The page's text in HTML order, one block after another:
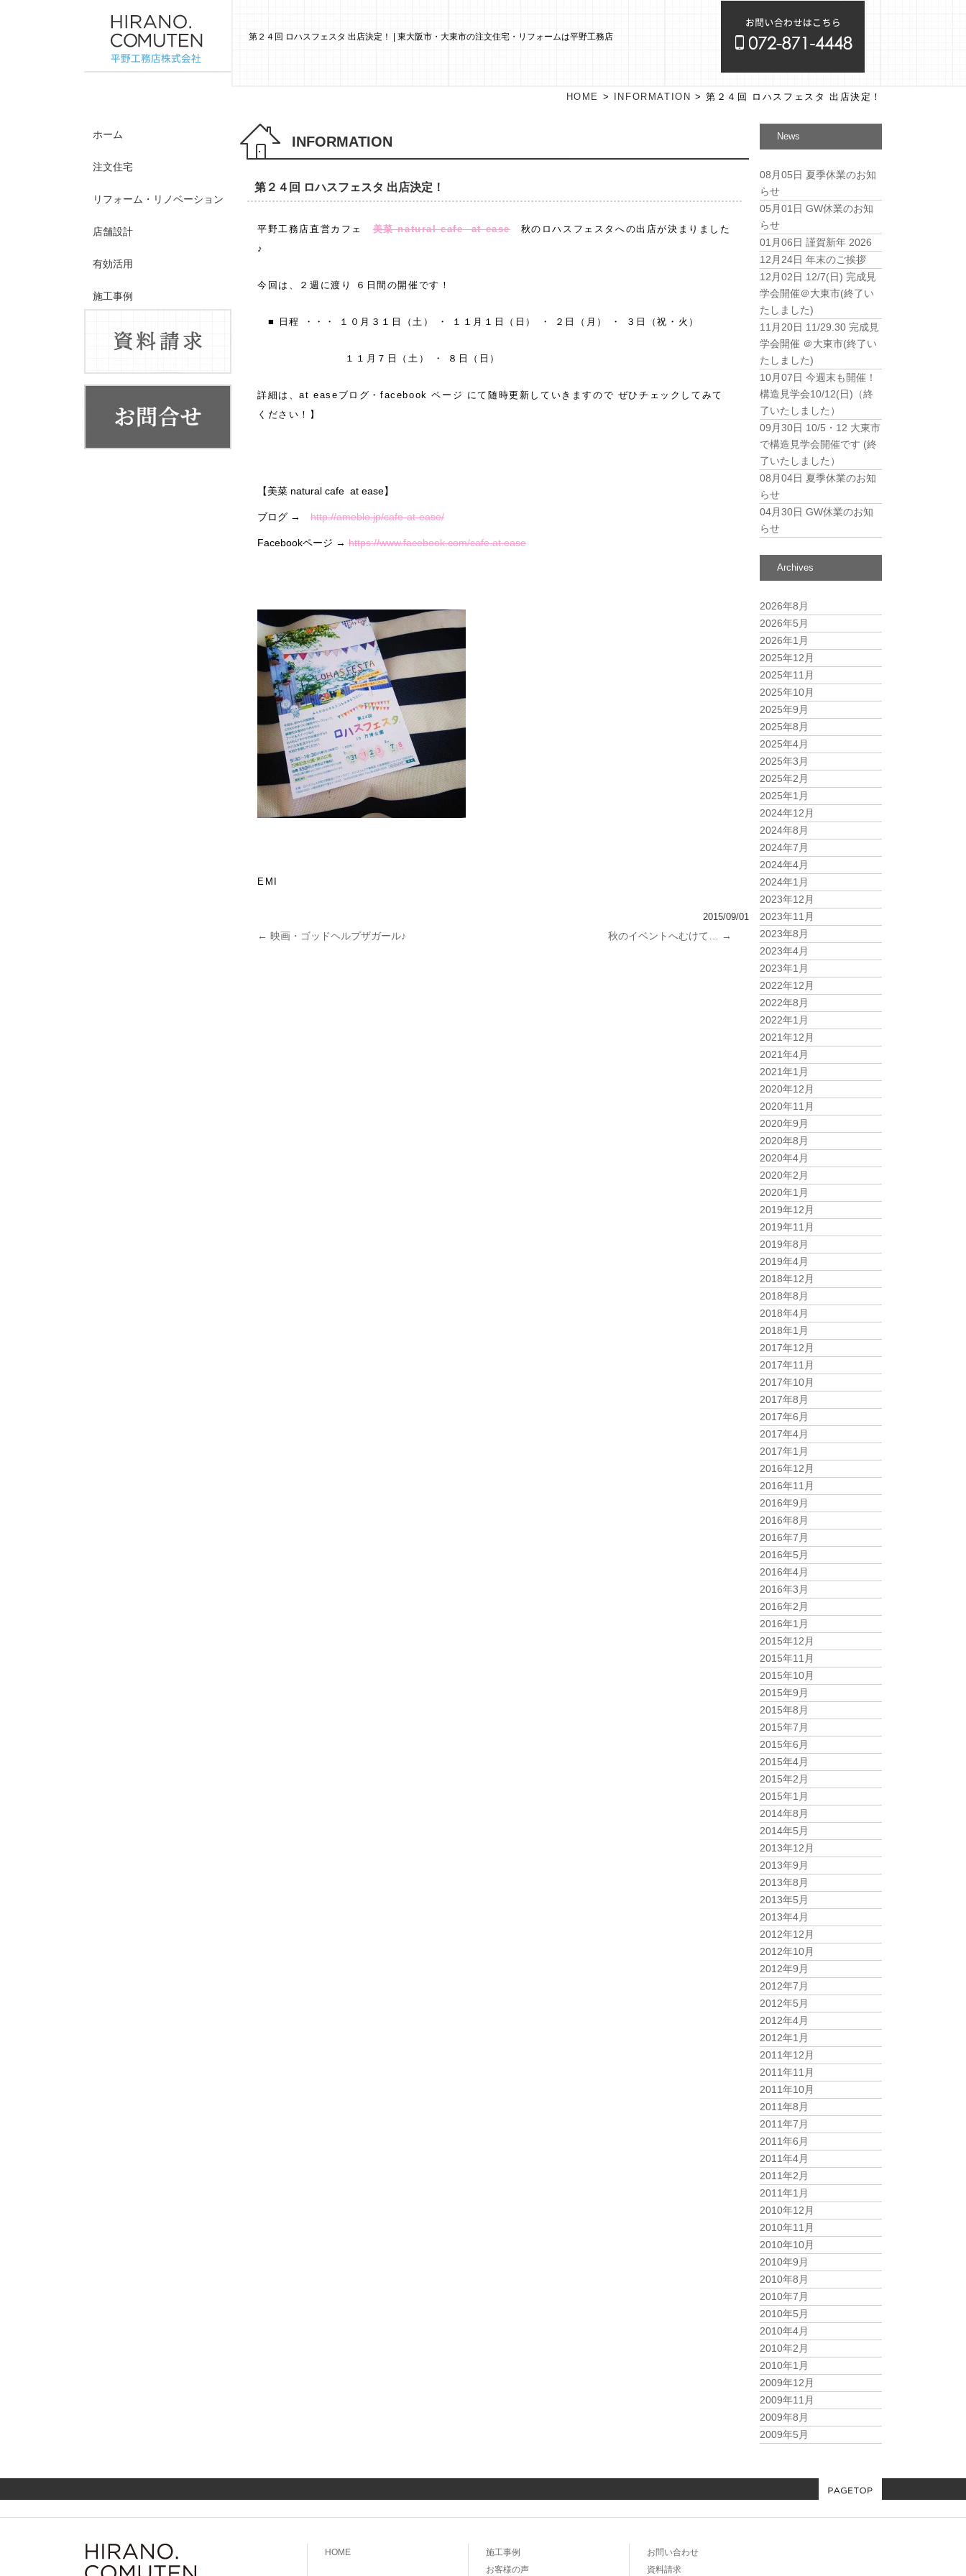
第２４回 ロハスフェスタ 出店決定！ | 東大阪市・大東市の注文住宅・リフォームは平野工務店
ホーム
注文住宅
リフォーム・リノベーション
店舗設計
有効活用
施工事例
HOME > INFORMATION >第２４回 ロハスフェスタ 出店決定！
INFORMATION
第２４回 ロハスフェスタ 出店決定！
平野工務店直営カフェ美菜 natural cafe at ease
秋のロハスフェスタへの出店が決まりました
♪
今回は、２週に渡り ６日間の開催です！
■ 日程 ・・・ １０月３１日（土） ・ １１月１日（日） ・ ２日（月） ・ ３日（祝・火）
１１月７日（土） ・ ８日（日）
詳細は、at easeブログ・facebook ページ にて随時更新していきますので ぜひチェックしてみて
ください！】
【美菜 natural cafe at ease】
ブログ → http://ameblo.jp/cafe-at-ease/
Facebookページ → https://www.facebook.com/cafe.at.ease
EMI
2015/09/01
投稿ナビゲーション
← 映画・ゴッドヘルプザガール♪ 秋のイベントへむけて… →
News
08月05日 夏季休業のお知
らせ
05月01日 GW休業のお知
らせ
01月06日 謹賀新年 2026
12月24日 年末のご挨拶
12月02日 12/7(日) 完成見
学会開催＠大東市(終了い
たしました)
11月20日 11/29.30 完成見
学会開催 ＠大東市(終了い
たしました)
10月07日 今週末も開催！
構造見学会10/12(日)（終
了いたしました）
09月30日 10/5・12 大東市
で構造見学会開催です (終
了いたしました）
08月04日 夏季休業のお知
らせ
04月30日 GW休業のお知
らせ
Archives
2026年8月
2026年5月
2026年1月
2025年12月
2025年11月
2025年10月
2025年9月
2025年8月
2025年4月
2025年3月
2025年2月
2025年1月
2024年12月
2024年8月
2024年7月
2024年4月
2024年1月
2023年12月
2023年11月
2023年8月
2023年4月
2023年1月
2022年12月
2022年8月
2022年1月
2021年12月
2021年4月
2021年1月
2020年12月
2020年11月
2020年9月
2020年8月
2020年4月
2020年2月
2020年1月
2019年12月
2019年11月
2019年8月
2019年4月
2018年12月
2018年8月
2018年4月
2018年1月
2017年12月
2017年11月
2017年10月
2017年8月
2017年6月
2017年4月
2017年1月
2016年12月
2016年11月
2016年9月
2016年8月
2016年7月
2016年5月
2016年4月
2016年3月
2016年2月
2016年1月
2015年12月
2015年11月
2015年10月
2015年9月
2015年8月
2015年7月
2015年6月
2015年4月
2015年2月
2015年1月
2014年8月
2014年5月
2013年12月
2013年9月
2013年8月
2013年5月
2013年4月
2012年12月
2012年10月
2012年9月
2012年7月
2012年5月
2012年4月
2012年1月
2011年12月
2011年11月
2011年10月
2011年8月
2011年7月
2011年6月
2011年4月
2011年2月
2011年1月
2010年12月
2010年11月
2010年10月
2010年9月
2010年8月
2010年7月
2010年5月
2010年4月
2010年2月
2010年1月
2009年12月
2009年11月
2009年8月
2009年5月
HOME
施工事例
お客様の声
お問い合わせ
資料請求